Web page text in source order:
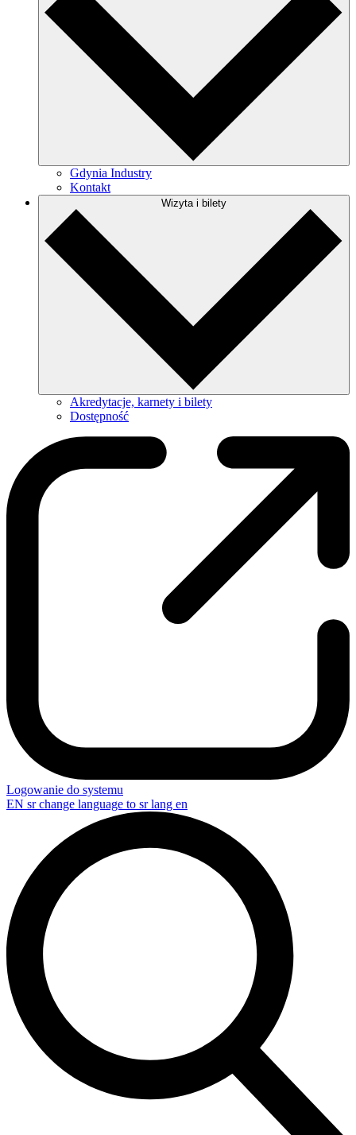
Gdynia Industry
Kontakt
Wizyta i bilety
Akredytacje, karnety i bilety
Dostępność
Logowanie do systemu
EN sr change language to sr lang en